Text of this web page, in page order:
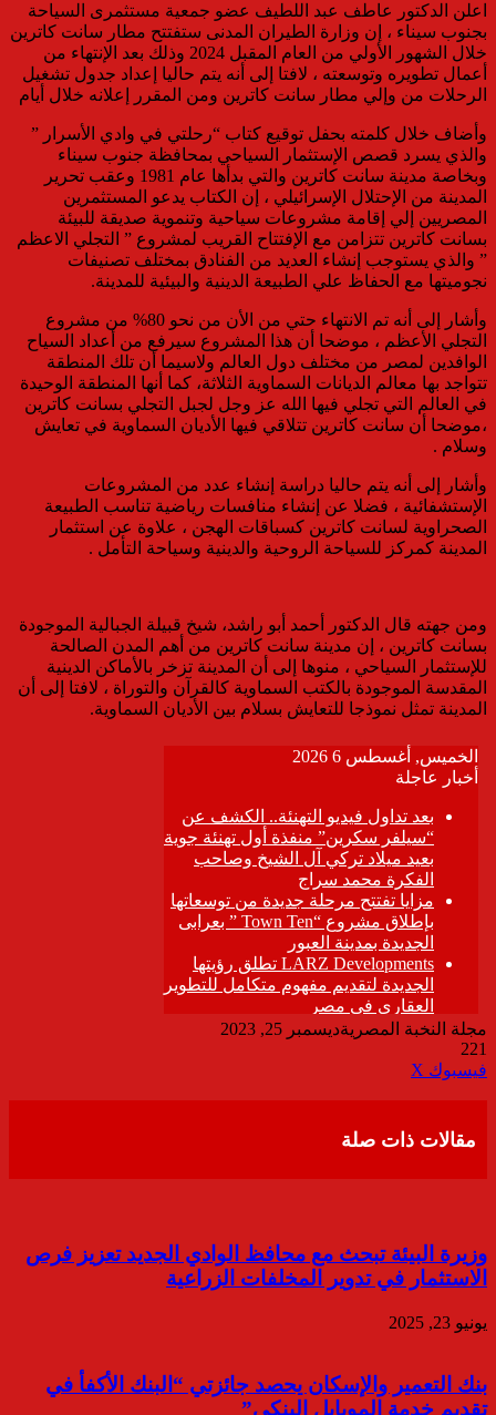
اعلن الدكتور عاطف عبد اللطيف عضو جمعية مستثمرى السياحة
بجنوب سيناء ، إن وزارة الطيران المدنى ستفتتح مطار سانت كاترين
خلال الشهور الأولي من العام المقبل 2024 وذلك بعد الإنتهاء من
أعمال تطويره وتوسعته ، لافتا إلى أنه يتم حاليا إعداد جدول تشغيل
الرحلات من وإلي مطار سانت كاترين ومن المقرر إعلانه خلال أيام
وأضاف خلال كلمته بحفل توقيع كتاب “رحلتي في وادي الأسرار ”
والذي يسرد قصص الإستثمار السياحي بمحافظة جنوب سيناء
وبخاصة مدينة سانت كاترين والتي بدأها عام 1981 وعقب تحرير
المدينة من الإحتلال الإسرائيلي ، إن الكتاب يدعو المستثمرين
المصريين إلي إقامة مشروعات سياحية وتنموية صديقة للبيئة
بسانت كاترين تتزامن مع الإفتتاح القريب لمشروع ” التجلي الاعظم
” والذي يستوجب إنشاء العديد من الفنادق بمختلف تصنيفات
نجوميتها مع الحفاظ علي الطبيعة الدينية والبيئية للمدينة.
وأشار إلى أنه تم الانتهاء حتي من الأن من نحو 80% من مشروع
التجلي الأعظم ، موضحا أن هذا المشروع سيرفع من أعداد السياح
الوافدين لمصر من مختلف دول العالم ولاسيما أن تلك المنطقة
تتواجد بها معالم الديانات السماوية الثلاثة، كما أنها المنطقة الوحيدة
في العالم التي تجلي فيها الله عز وجل لجبل التجلي بسانت كاترين
،موضحا أن سانت كاترين تتلاقي فيها الأديان السماوية في تعايش
وسلام .
وأشار إلى أنه يتم حاليا دراسة إنشاء عدد من المشروعات
الإستشفائية ، فضلا عن إنشاء منافسات رياضية تناسب الطبيعة
الصحراوية لسانت كاترين كسباقات الهجن ، علاوة عن استثمار
المدينة كمركز للسياحة الروحية والدينية وسياحة التأمل .
ومن جهته قال الدكتور أحمد أبو راشد، شيخ قبيلة الجبالية الموجودة
بسانت كاترين ، إن مدينة سانت كاترين من أهم المدن الصالحة
للإستثمار السياحي ، منوها إلى أن المدينة تزخر بالأماكن الدينية
المقدسة الموجودة بالكتب السماوية كالقرآن والتوراة ، لافتا إلى أن
المدينة تمثل نموذجا للتعايش بسلام بين الأديان السماوية.
مجلة النخبة المصريةديسمبر 25, 2023
221
فيسبوك ‫X
مقالات ذات صلة
وزيرة البيئة تبحث مع محافظ الوادي الجديد تعزيز فرص
الاستثمار في تدوير المخلفات الزراعية
يونيو 23, 2025
بنك التعمير والإسكان يحصد جائزتي “البنك الأكفأ في
تقديم خدمة الموبايل البنكي”